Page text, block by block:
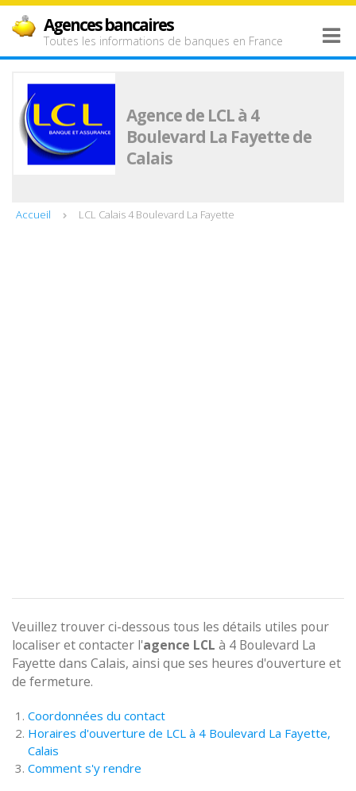
Agences bancaires
Toutes les informations de banques en France
Agence de LCL à 4
Boulevard La Fayette de
Calais
Accueil LCL Calais 4 Boulevard La Fayette
Veuillez trouver ci-dessous tous les détails utiles pour
localiser et contacter l'agence LCL à 4 Boulevard La
Fayette dans Calais, ainsi que ses heures d'ouverture et
de fermeture.
Coordonnées du contact
Horaires d'ouverture de LCL à 4 Boulevard La Fayette,
Calais
Comment s'y rendre